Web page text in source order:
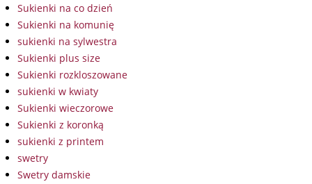
Sukienki na co dzień
Sukienki na komunię
sukienki na sylwestra
Sukienki plus size
Sukienki rozkloszowane
sukienki w kwiaty
Sukienki wieczorowe
Sukienki z koronką
sukienki z printem
swetry
Swetry damskie